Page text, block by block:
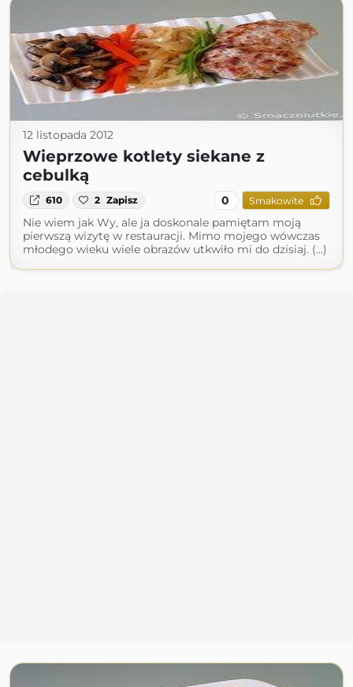
12 listopada 2012
Wieprzowe kotlety siekane z
cebulką
610 2 Zapisz 0 Smakowite
Nie wiem jak Wy, ale ja doskonale pamiętam moją
pierwszą wizytę w restauracji. Mimo mojego wówczas
młodego wieku wiele obrazów utkwiło mi do dzisiaj. (...)